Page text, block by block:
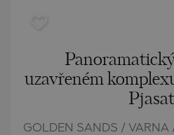
uzavřeném
GOLDEN SANDS / VARNA